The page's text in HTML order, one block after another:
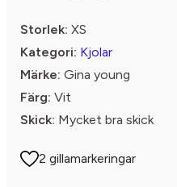
Storlek: XS
Kategori: Kjolar
Märke: Gina young
Färg: Vit
Skick: Mycket bra skick
2 gillamarkeringar